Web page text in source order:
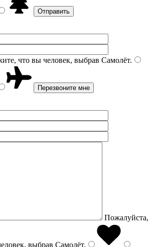
что вы человек, выбрав Самолёт.
Пожалуйста,
выбрав Самолёт.